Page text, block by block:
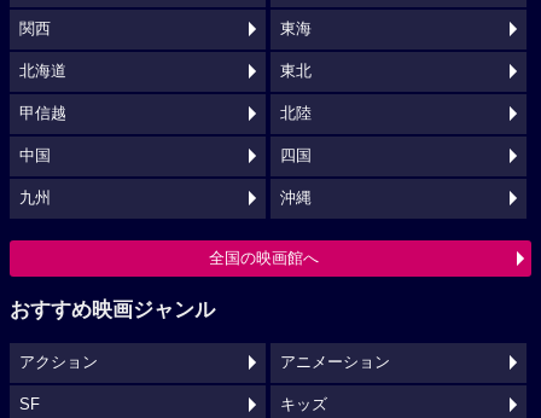
関西 東海
北海道 東北
甲信越 北陸
中国 四国
九州 沖縄
全国の映画館へ
おすすめ映画ジャンル
アクション アニメーション
SF キッズ